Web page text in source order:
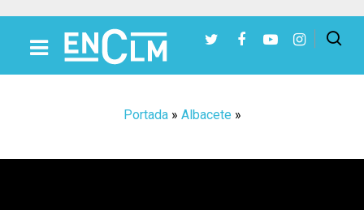
Portada» Albacete »